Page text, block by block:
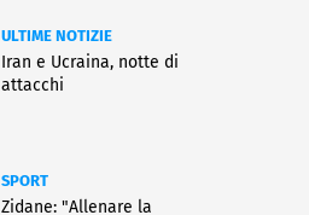
ULTIME NOTIZIE
Iran e Ucraina, notte di
attacchi
SPORT
Zidane: "Allenare la